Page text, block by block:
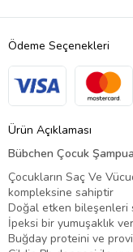
Ödeme Seçenekleri
Ürün Açıklaması
Bübchen Çocuk
Çocukların Saç Ve
kompleksine sahiptir
Doğal etken bileşenleri
İpeksi bir yumuşaklık
Buğday proteini ve